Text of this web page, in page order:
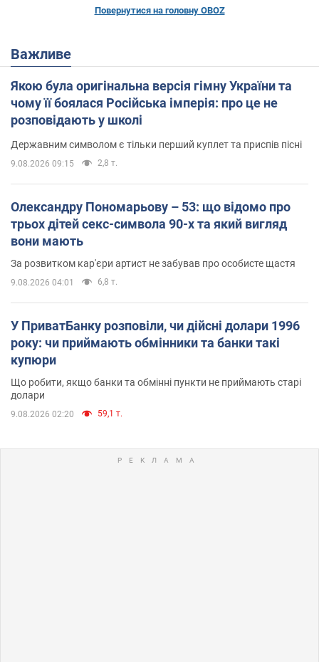
Повернутися на головну OBOZ
Важливе
Якою була оригінальна версія гімну України та
чому її боялася Російська імперія: про це не
розповідають у школі
Державним символом є тільки перший куплет та приспів пісні
9.08.2026 09:15 2,8 т.
Олександру Пономарьову – 53: що відомо про
трьох дітей секс-символа 90-х та який вигляд
вони мають
За розвитком кар'єри артист не забував про особисте щастя
9.08.2026 04:01 6,8 т.
У ПриватБанку розповіли, чи дійсні долари 1996
року: чи приймають обмінники та банки такі
купюри
Що робити, якщо банки та обмінні пункти не приймають старі
долари
9.08.2026 02:20 59,1 т.